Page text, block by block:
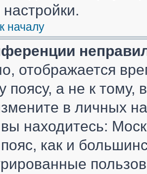
началу
отображается
поясу, а не к тому,
в личных
находитесь:
как и